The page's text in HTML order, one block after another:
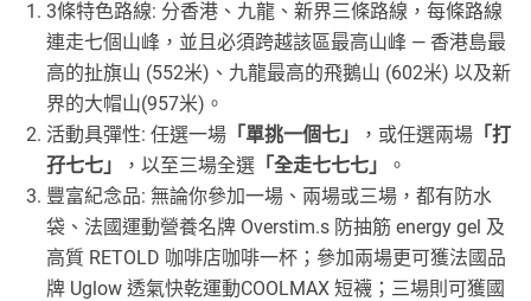
3條特色路線: 分香港、九龍、新界三條路線，每條路線
連走七個山峰，並且必須跨越該區最高山峰 — 香港島最
高的扯旗山 (552米)、九龍最高的飛鵝山 (602米) 以及新
界的大帽山(957米)。
活動具彈性: 任選一場 「單挑一個七」 ，或任選兩場 「打
孖七七」
，以至三場全選 「全走七七七」
。
豐富紀念品: 無論你參加一場、兩場或三場，都有防水
袋、法國運動營養名牌 Overstim.s 防抽筋 energy gel 及
高質 RETOLD 咖啡店咖啡一杯；參加兩場更可獲法國品
牌 Uglow 透氣快乾運動COOLMAX 短襪；三場則可獲國